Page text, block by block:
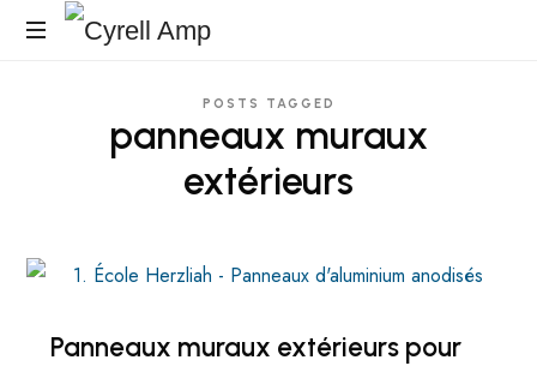
Cyrell
POSTS TAGGED
panneaux muraux
extérieurs
Panneaux muraux extérieurs pour